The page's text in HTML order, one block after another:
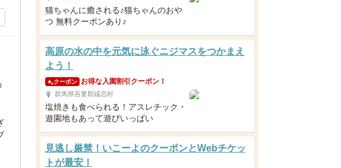
猫ちゃんに癒される♪猫ちゃんのおや
つ 無料クーポンあり♪
高原の水の中を元気に泳ぐニジマスをつかまえ
よう！
クーポン お得な入園割引クーポン！
群馬県吾妻郡嬬恋村
塩焼きも食べられる！アスレチック・
遊園地もあって遊びいっぱい
見逃し厳禁！いこーよのクーポンとWebチケッ
トが最安！